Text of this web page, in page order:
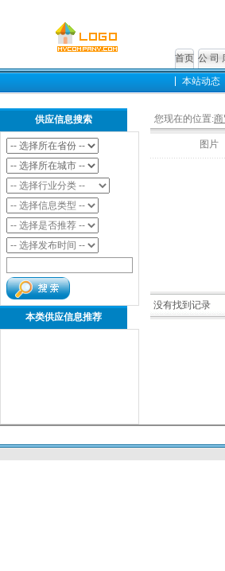
首页 公 司
本站动态
供应信息搜索
本类供应信息推荐
您现在的位置:
图片
没有找到记录